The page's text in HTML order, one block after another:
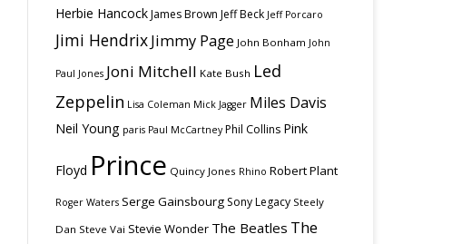
Herbie Hancock James Brown Jeff Beck Jeff Porcaro
Jimi HendrixJimmy Page John Bonham John
Paul Jones Joni Mitchell Kate Bush Led
Zeppelin Lisa Coleman Mick Jagger Miles Davis
Neil Young paris Paul McCartney Phil Collins Pink
Floyd Prince Quincy Jones Rhino Robert Plant
Roger Waters Serge Gainsbourg Sony Legacy Steely
Dan Steve Vai Stevie Wonder The Beatles The